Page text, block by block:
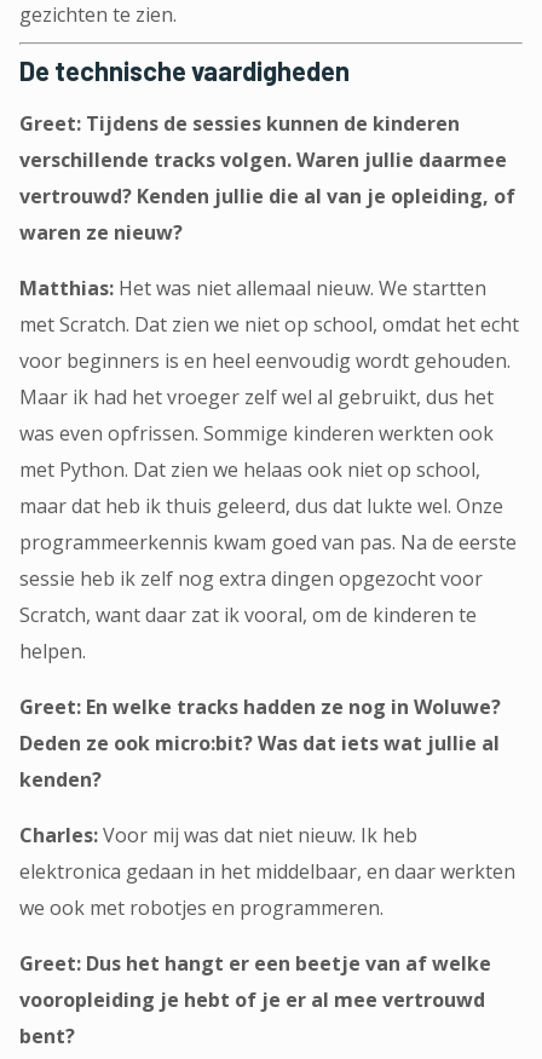
gezichten te zien.
De technische vaardigheden
Greet: Tijdens de sessies kunnen de kinderen
verschillende tracks volgen. Waren jullie daarmee
vertrouwd? Kenden jullie die al van je opleiding, of
waren ze nieuw?
Matthias: Het was niet allemaal nieuw. We startten
met Scratch. Dat zien we niet op school, omdat het echt
voor beginners is en heel eenvoudig wordt gehouden.
Maar ik had het vroeger zelf wel al gebruikt, dus het
was even opfrissen. Sommige kinderen werkten ook
met Python. Dat zien we helaas ook niet op school,
maar dat heb ik thuis geleerd, dus dat lukte wel. Onze
programmeerkennis kwam goed van pas. Na de eerste
sessie heb ik zelf nog extra dingen opgezocht voor
Scratch, want daar zat ik vooral, om de kinderen te
helpen.
Greet: En welke tracks hadden ze nog in Woluwe?
Deden ze ook micro:bit? Was dat iets wat jullie al
kenden?
Charles:Voor mij was dat niet nieuw. Ik heb
elektronica gedaan in het middelbaar, en daar werkten
we ook met robotjes en programmeren.
Greet: Dus het hangt er een beetje van af welke
vooropleiding je hebt of je er al mee vertrouwd
bent?